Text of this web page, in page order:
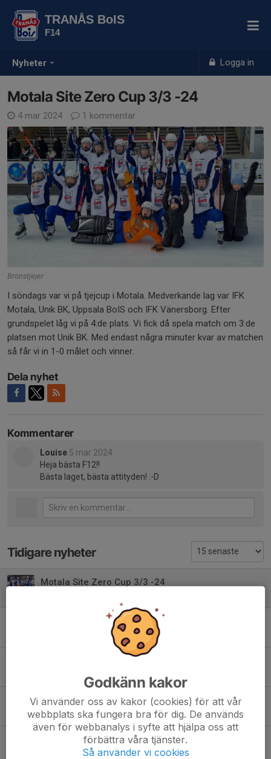
Nyheter Logga in
TRANÅS BoIS
F14
Motala Site Zero Cup 3/3 -24
4 mar 2024 1 kommentar
Bronstjejer
I söndags var vi på tjejcup i Motala. Medverkande lag var IFK
Motala, Unik BK, Uppsala BoIS och IFK Vänersborg. Efter
grundspelet låg vi på 4:de plats. Vi fick då spela match om 3:de
platsen mot Unik BK. Med endast några minuter kvar av matchen
så får vi in 1-0 målet och vinner.
Dela nyhet
Kommentarer
Louise 5 mar 2024
Heja bästa F12!!
Bästa laget, bästa attityden! :-D
Tidigare nyheter
Motala Site Zero Cup 3/3 -24
Poolspel Vaggeryd 24/2
Poolspel i Gamleby 7/1 -23
7 jan 2023 0
Fridacupen 2019
10 dec 2019 0
Godkänn kakor
Vi använder oss av kakor (cookies) för att vår
webbplats ska fungera bra för dig. De används
även för webbanalys i syfte att hjälpa oss att
förbättra våra tjänster.
Så använder vi cookies